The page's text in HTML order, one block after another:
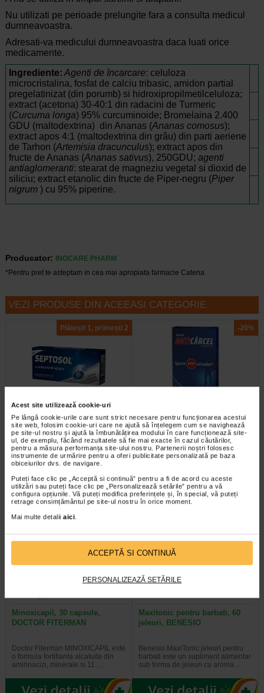
Acest site utilizează cookie-uri
Pe lângă cookie-urile care sunt strict necesare pentru funcționarea acestui
site web, folosim cookie-uri care ne ajută să înțelegem cum se navighează
pe site-ul nostru și ajută la îmbunătățirea modului în care funcționează site-
ul, de exemplu, făcând rezultatele să fie mai exacte în cazul căutărilor,
pentru a măsura performanța site-ului nostru. Partenerii noștri folosesc
instrumente de urmărire pentru a oferi publicitate personalizată pe baza
obiceiurilor dvs. de navigare.
Puteți face clic pe „Acceptă si continuă” pentru a fi de acord cu aceste
utilizări sau puteți face clic pe „Personalizează setările” pentru a vă
configura opțiunile. Vă puteți modifica preferințele și, în special, vă puteți
retrage consimțământul pe site-ul nostru în orice moment.
Mai multe detalii aici
ACCEPTĂ SI CONTINUĂ
PERSONALIZEAZĂ SETĂRILE
Nu utilizati pe perioade prelungite fara a consulta medicul
dumneavoastra.
Adresati-va medicului dumneavoastra daca luati orice
medicamente.
Ingrediente: Agenti de ȋncarcare: celuloza
microcristalina, fosfat de calciu tribasic, amidon partial
pregelatinizat (din porumb) si hidroxipropilmetilceluloza;
extract (acetona) 30-40:1 din radacini de Turmeric
(Curcuma longa) 95% curcuminoide; Bromelaina 2.400
GDU (maltodextrina) din Ananas (Ananas comosus);
extract apos 4:1 (maltodextrina din grâu) din parti aeriene
de Tarhon (Artemisia dracunculus); extract apos din
fructe de Ananas (Ananas sativus), 250GDU; agenti
antiaglomeranti: stearat de magneziu vegetal si dioxid de
siliciu; extract etanolic din fructe de Piper-negru (Piper
nigrum) cu 95% piperine.
Producator:
INOCARE PHARM
*Pentru pret te asteptam in cea mai apropiata farmacie Catena
VEZI PRODUSE DIN ACEEASI CATEGORIE
Plătești 1, primești 2
Septosol cu albastru de
metilen, 20 comprimate de…
Septosol cu albastru de metilen
este un supliment alimentar cu
albastru de metilen ce contribuie…
-20%
Anticarcel, 56 comprimate,
Zdrovit
Magneziul si vitamina B6 contribuie
la reducerea oboselii si extenuarii,
-25% Preț întreg:
Minoxicapil, 30 capsule,
DOCTOR FITERMAN
Doctor Fiterman MINOXICAPIL este
o formula fortifianta alcatuita din
aminoacizi, minerale si 11…
Maxitonic pentru barbati, 60
jeleuri, BENESIO
Benesio MaxiTonic jeleuri pentru
barbati este un supliment alimentar
sub forma de jeleuri cu aroma…